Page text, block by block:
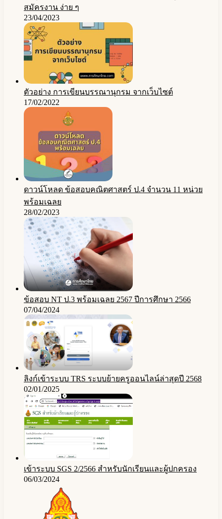
สมัครงาน ง่าย ๆ
23/04/2023
ตัวอย่าง การเขียนบรรณานุกรม จากเว็บไซต์
17/02/2022
ดาวน์โหลด ข้อสอบคณิตศาสตร์ ป.4 จำนวน 11 หน่วย
พร้อมเฉลย
28/02/2023
ข้อสอบ NT ป.3 พร้อมเฉลย 2567 ปีการศึกษา 2566
07/04/2024
ลิงก์เข้าระบบ TRS ระบบย้ายครูออนไลน์ล่าสุดปี 2568
02/01/2025
เข้าระบบ SGS 2/2566 สำหรับนักเรียนและผู้ปกครอง
06/03/2024